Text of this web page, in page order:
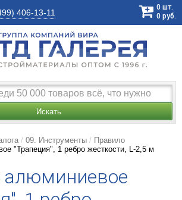
406-13-11
0 шт.
0 руб.
Искать
09. Инструменты
Правило
"Трапеция", 1 ребро жесткости, L-2,5 м